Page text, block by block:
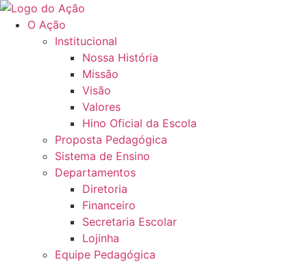
Ir
para
O Ação
Institucional
Nossa História
Missão
Visão
Valores
Hino Oficial da Escola
Proposta Pedagógica
Sistema de Ensino
Departamentos
Diretoria
Financeiro
Secretaria Escolar
Lojinha
Equipe Pedagógica